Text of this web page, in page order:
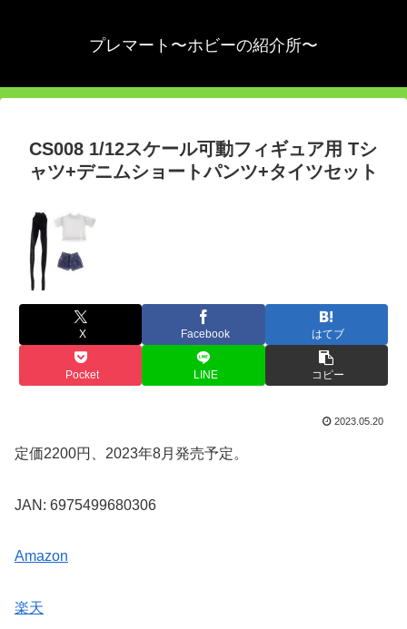
プレマート〜ホビーの紹介所〜
CS008 1/12スケール可動フィギュア用 Tシ
ャツ+デニムショートパンツ+タイツセット
X Facebook はてブ
Pocket LINE コピー
2023.05.20
定価2200円、2023年8月発売予定。
JAN: 6975499680306
Amazon
楽天